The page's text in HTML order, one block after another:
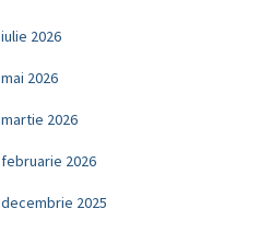
iulie 2026
mai 2026
martie 2026
februarie 2026
decembrie 2025